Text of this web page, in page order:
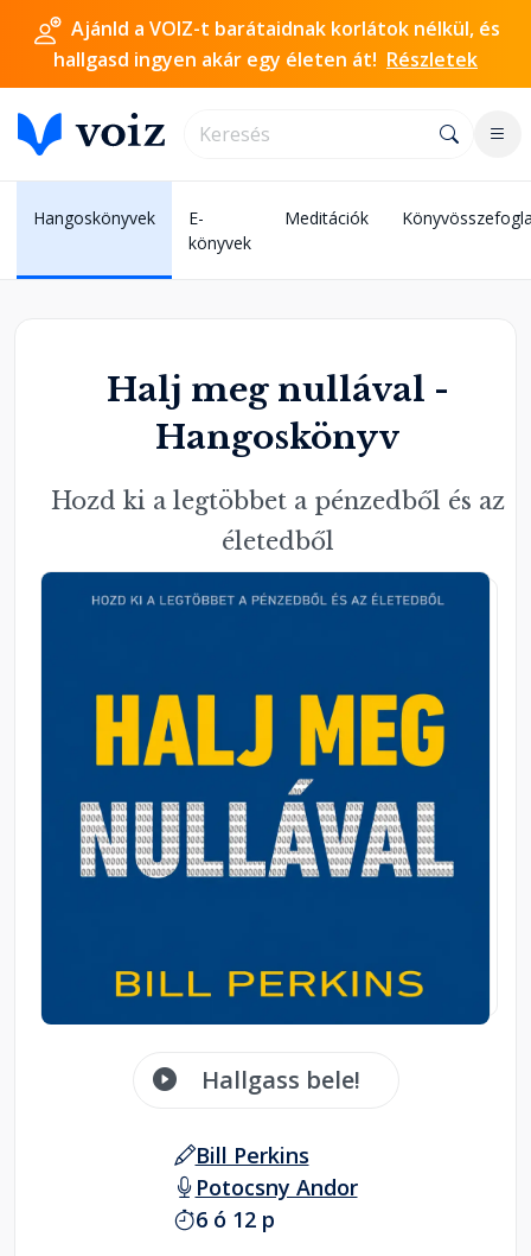
Ajánld a VOIZ-t barátaidnak korlátok nélkül, és
hallgasd ingyen akár egy életen át! Részletek
Hangoskönyvek
E-
könyvek
Meditációk
Halj meg nullával -
Hangoskönyv
Hozd ki a legtöbbet a pénzedből és az
életedből
Hallgass bele!
Bill Perkins
Potocsny Andor
6 ó 12 p